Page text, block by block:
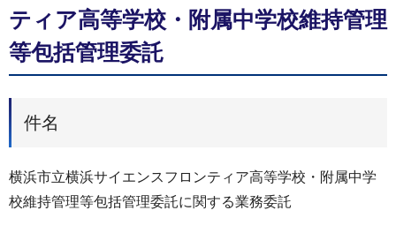
ティア高等学校・附属中学校維持管理
等包括管理委託
件名
横浜市立横浜サイエンスフロンティア高等学校・附属中学
校維持管理等包括管理委託に関する業務委託